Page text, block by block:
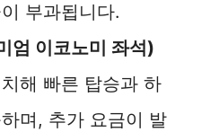
부과됩니다.
엄 이코노미 좌석)
해 빠른 탑승과 하
며, 추가 요금이 발